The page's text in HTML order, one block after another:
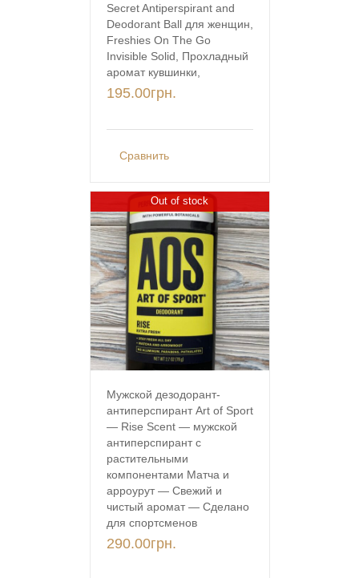
Secret Antiperspirant and
Deodorant Ball для женщин,
Freshies On The Go
Invisible Solid, Прохладный
аромат кувшинки,
195.00грн.
Сравнить
Out of stock
Мужской дезодорант-
антиперспирант Art of Sport
— Rise Scent — мужской
антиперспирант с
растительными
компонентами Матча и
арроурут — Свежий и
чистый аромат — Сделано
для спортсменов
290.00грн.